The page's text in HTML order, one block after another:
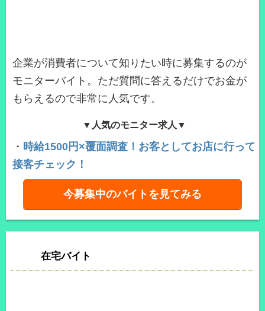
企業が消費者について知りたい時に募集するのが
モニターバイト。ただ質問に答えるだけでお金が
もらえるので非常に人気です。
▼人気のモニター求人▼
・ 時給1500円×覆面調査！お客としてお店に行って
接客チェック！
今募集中のバイトを見てみる
在宅バイト